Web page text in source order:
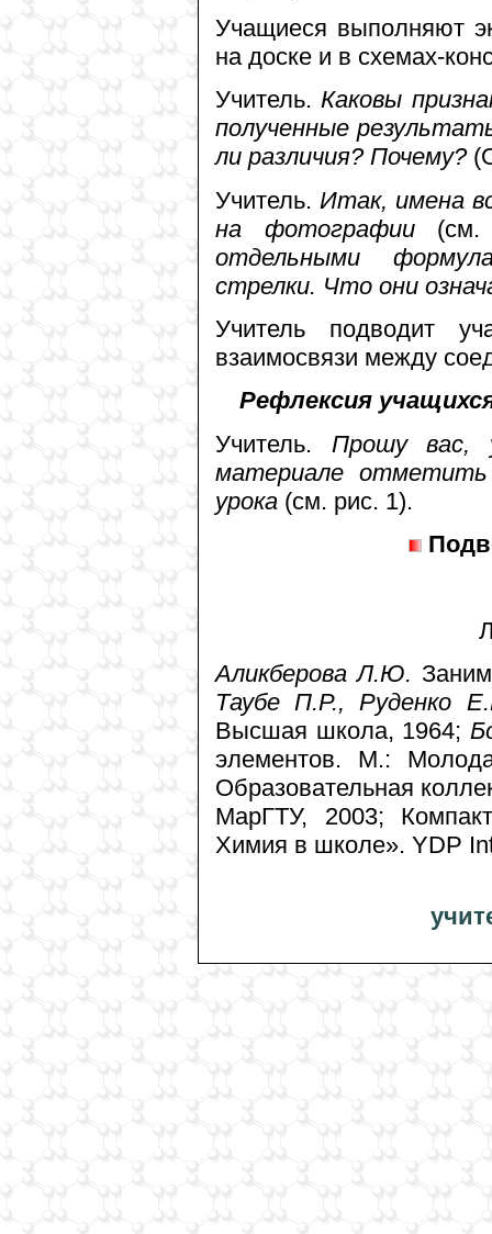
Учащиеся выполняют
на доске и в схемах-
Учитель. Каковы
полученные
ли различия? Почему?
Учитель. Итак, имена
на фотографии
отдельными
стрелки. Что они
Учитель подводит
взаимосвязи между
Рефлексия
Учитель. Прошу вас,
материале
урока (см. рис. 1).
Аликберова Л.Ю.
Таубе П.Р., Руденко
Высшая школа, 1964;
элементов. М.:
Образовательная
МарГТУ, 2003;
Химия в школе». YDP